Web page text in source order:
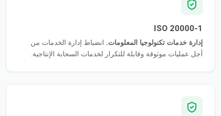
ISO 20000-1
إدارة خدمات تكنولوجيا المعلومات. انضباط إدارة الخدمات من
أجل عمليات موثوقة وقابلة للتكرار لخدمات السحابة الإنتاجية.